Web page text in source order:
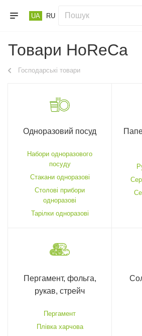
UA RU
Товари HoReCa
Господарські товари
Одноразовий посуд
Набори одноразового
посуду
Стакани одноразові
Столові прибори
одноразові
Тарілки одноразові
Пергамент, фольга,
рукав, стрейч
Пергамент
Плівка харчова